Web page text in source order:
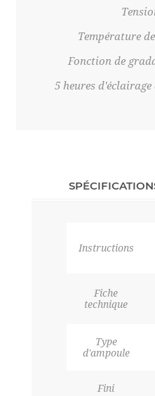
Température
Fonction de
5 heures
Instructions
Fiche
technique
Type
d'ampoule
Fini